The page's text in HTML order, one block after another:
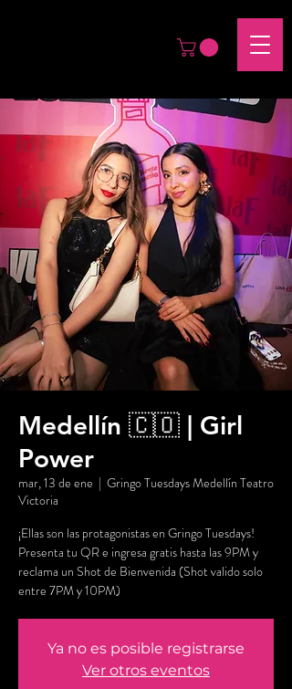
Medellín 🇨🇴 | Girl
Power
mar, 13 de ene
  |
Gringo Tuesdays Medellín Teatro
Victoria
¡Ellas son las protagonistas en Gringo Tuesdays!
Presenta tu QR e ingresa gratis hasta las 9PM y
reclama un Shot de Bienvenida (Shot valido solo
entre 7PM y 10PM)
Ya no es posible registrarse
Ver otros eventos